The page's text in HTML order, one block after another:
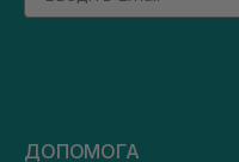
ДОПОМОГА